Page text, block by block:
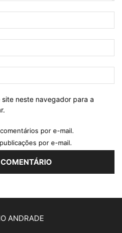
neste navegador para a
por e-mail.
por e-mail.